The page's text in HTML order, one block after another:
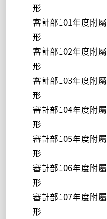
形
審計部101年度附
形
審計部102年度附
形
審計部103年度附
形
審計部104年度附
形
審計部105年度附
形
審計部106年度附
形
審計部107年度附
形